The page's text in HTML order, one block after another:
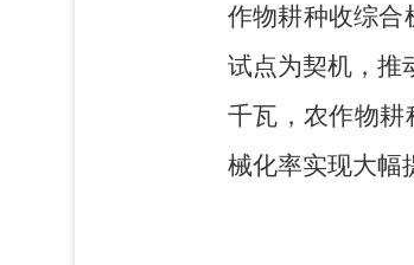
作物耕种收综合
试点为契机，推
千瓦，农作物耕
械化率实现大幅